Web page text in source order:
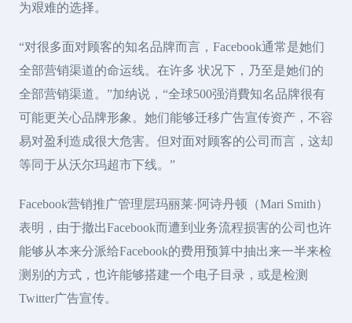
为艰难的选择。
“对很多面对顾客的知名品牌而言，Facebook通常是她们
全部营销渠道的命运线。在许多 状况下，乃至是她们的
全部营销渠道。”加纳说，“全球500强消費知名品牌很有
可能更关心品牌形象。她们能够迁移广告宣传资产，不容
易对盈利造成很大危害。但对面对顾客的公司而言，这却
等同于从沃尔玛超市下线。”
Facebook营销推广管理层玛丽莱·阿诗丹顿（Mari Smith）
表明，由于撤出Facebook而遭到业务流程损害的公司也许
能够从本来分派给Facebook的费用预算中抽出来一半来检
测别的方式，也许能够搭建一个电子目录，或是检测
Twitter广告宣传。